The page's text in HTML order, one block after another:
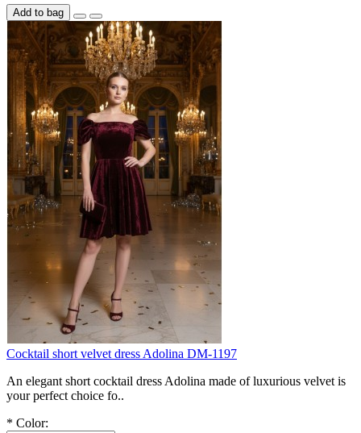
Add to bag
Cocktail short velvet dress Adolina DM-1197
An elegant short cocktail dress Adolina made of luxurious velvet is
your perfect choice fo..
* Color: